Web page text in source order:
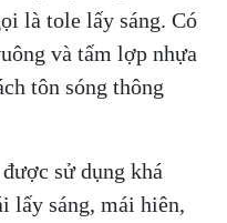
là ​tole lấy sáng. Có
và tấm lợp nhựa
tôn sóng thông
sử dụng khá
lấy sáng, mái hiên,